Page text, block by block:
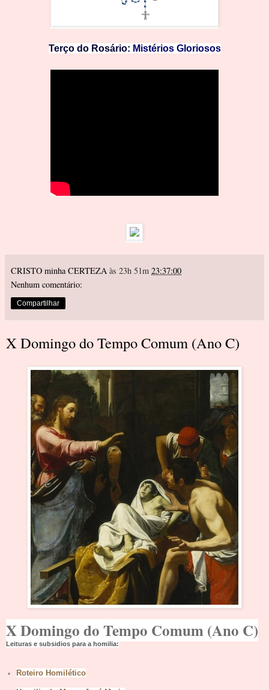
Terço do Rosário: Mistérios Gloriosos
CRISTO minha CERTEZA às 23h 51m 23:37:00
Nenhum comentário:
Compartilhar
X Domingo do Tempo Comum (Ano C)
X Domingo do Tempo Comum (Ano C)
Leituras e subsídios para a homilia:
Roteiro Homilético